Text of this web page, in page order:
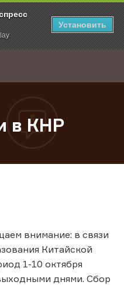
Установить
Выходные дни в КНР
в КНР
внимание: в связи
Китайской
1-10 октября
днями. Сбор